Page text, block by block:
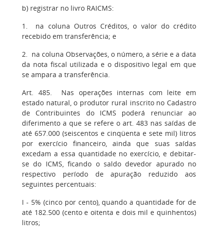
b) registrar no livro RAICMS:
1. na coluna Outros Créditos, o valor do crédito
recebido em transferência; e
2. na coluna Observações, o número, a série e a data
da nota fiscal utilizada e o dispositivo legal em que
se ampara a transferência.
Art. 485. Nas operações internas com leite em
estado natural, o produtor rural inscrito no Cadastro
de Contribuintes do ICMS poderá renunciar ao
diferimento a que se refere o art. 483 nas saídas de
até 657.000 (seiscentos e cinqüenta e sete mil) litros
por exercício financeiro, ainda que suas saídas
excedam a essa quantidade no exercício, e debitar-
se do ICMS, ficando o saldo devedor apurado no
respectivo período de apuração reduzido aos
seguintes percentuais:
I - 5% (cinco por cento), quando a quantidade for de
até 182.500 (cento e oitenta e dois mil e quinhentos)
litros;